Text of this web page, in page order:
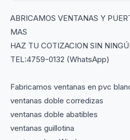
ABRICAMOS VENTANAS Y
MAS
HAZ TU COTIZACION SIN
TEL:4759-0132 (WhatsApp)
Fabricamos ventanas en pvc
ventanas doble corredizas
ventanas doble abatibles
ventanas guillotina